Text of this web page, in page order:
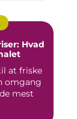
Hvad
at friske
omgang
mest